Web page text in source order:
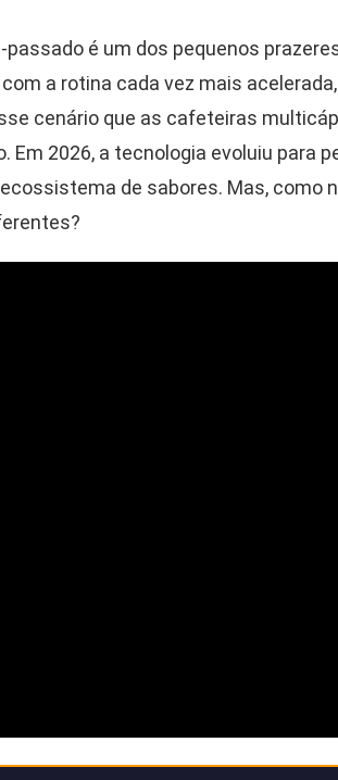
é um dos pequenos
a rotina cada vez mais
cenário que as cafeteiras
2026, a tecnologia evoluiu para
de sabores. Mas, como